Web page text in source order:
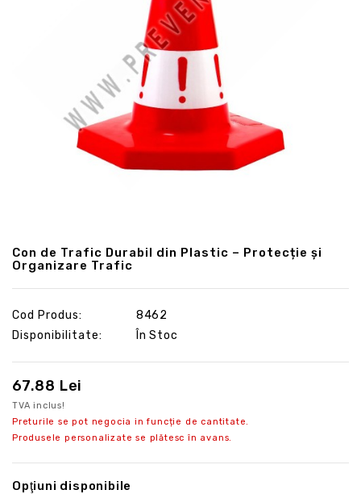
Con de Trafic Durabil din Plastic – Protecție și
Organizare Trafic
Cod Produs:
8462
Disponibilitate:
În Stoc
67.88 Lei
TVA inclus!
Preturile se pot negocia in funcție de cantitate.
Produsele personalizate se plătesc în avans.
Opţiuni disponibile